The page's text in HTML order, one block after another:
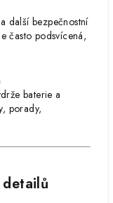
a další bezpečnostní
často podsvícená,
baterie a
porady,